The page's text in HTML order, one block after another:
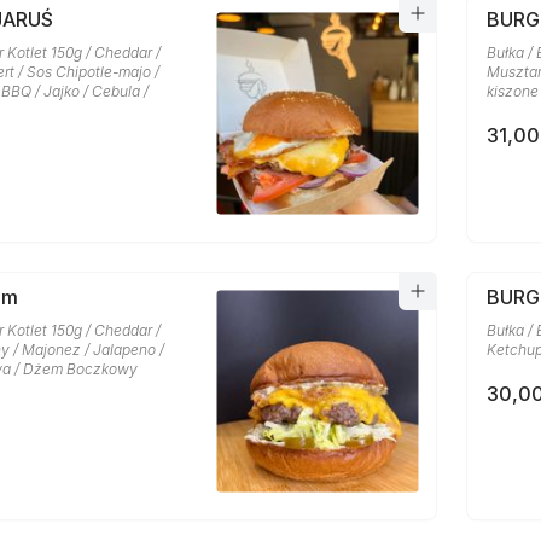
Kotlet 150g / Cheddar /
/ Sos Chipotle-majo /
/ Jajko / Cebula /
Bułka /
kiszone
31,00
Kotlet 150g / Cheddar /
/ Majonez / Jalapeno /
/ Dżem Boczkowy
Bułka /